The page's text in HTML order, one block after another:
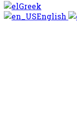
Greek
English